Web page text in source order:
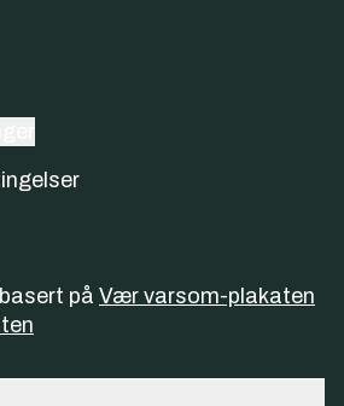
på Vær varsom-plakaten